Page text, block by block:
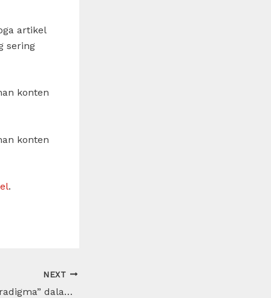
artikel
sering
konten
konten
.
NEXT
Apa Arti Kata “Paradigma” dalam Dunia Akademis dan Maknanya